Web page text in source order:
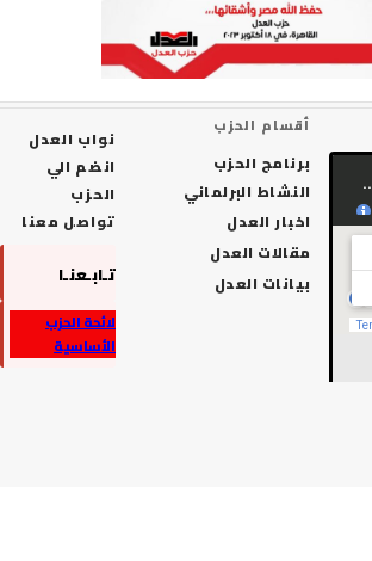
أقسام الحزب
برنامج الحزب
النشاط البرلماني
اخبار العدل
مقالات العدل
بيانات العدل
نواب العدل
انضم الي
تواصل معنا
تـابـعنـا
لائحة الحزب
الأساسية